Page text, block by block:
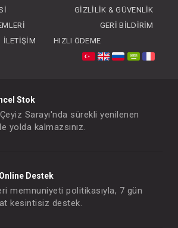
GIZLILIK & GÜVENLIK
GERI BILDIRIM
İLETIŞIM
HIZLI ÖDEME
Stok
Sarayı'nda sürekli yenilenen
yolda kalmazsınız.
Destek
memnuniyeti politikasıyla, 7 gün
kesintisiz destek.